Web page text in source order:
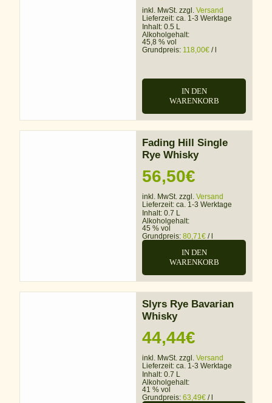
inkl. MwSt. zzgl. Versand
Lieferzeit: ca. 1-3 Werktage
Inhalt: 0.5 L
Alkoholgehalt:
45,8 % vol
Grundpreis: 118,00€ /
IN DEN
WARENKORB
Fading Hill Single
Rye Whisky
56,50€
inkl. MwSt. zzgl. Versand
Lieferzeit: ca. 1-3 Werktage
Inhalt: 0.7 L
Alkoholgehalt:
45 % vol
Grundpreis: 80,71€ /
IN DEN
WARENKORB
Slyrs Rye Bavarian
Whisky
44,44€
inkl. MwSt. zzgl. Versand
Lieferzeit: ca. 1-3 Werktage
Inhalt: 0.7 L
Alkoholgehalt:
41 % vol
Grundpreis: 63,49€ /